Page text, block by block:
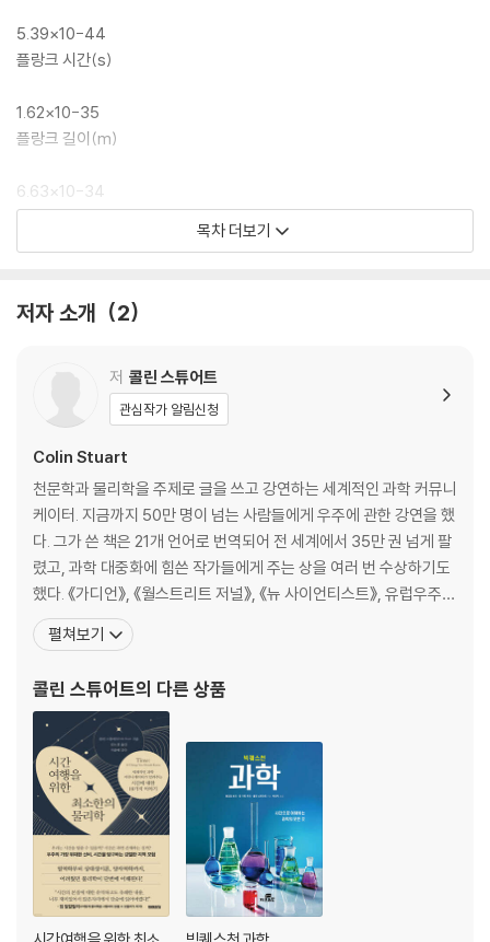
히 살펴볼 수 있다. 또한 소제목만 기억해도 아주 재미있는 물리 지식인이
될 수 있을 것이다.
5.39×10-44
플랑크 시간(s)
1.62×10-35
플랑크 길이(m)
6.63×10-34
플랑크상수(Js)
전자의 질량(kg)
1.6726×10-27
양성자의 질량(kg)
1.6749×10-27
중성자의 질량(kg)
8.51×10-27
와 보존의 평균수명(s)
1.38×10-23
볼츠만상수(J/K)
1.60×10-19
기본 전하(C)
1×10-18
목차 더보기
저자 소개 2
저 콜린 스튜어트
관심작가 알림신청
Colin Stuart
천문학과 물리학을 주제로 글을 쓰고 강연하는 세계적인 과학 커뮤니
케이터. 지금까지 50만 명이 넘는 사람들에게 우주에 관한 강연을 했
다. 그가 쓴 책은 21개 언어로 번역되어 전 세계에서 35만 권 넘게 팔
렸고, 과학 대중화에 힘쓴 작가들에게 주는 상을 여러 번 수상하기도
했다. 《가디언》, 《월스트리트 저널》, 《뉴 사이언티스트》, 유럽우주청
등에 대중을 위해 200건이 넘는 흥미로운 과학 기사를 기고했으며,
[스카이 뉴스], [BBC 뉴스], [라디오5 라이브] 등에 출연해 우주의
에는 국제천문학협회에서 천문
펼쳐보기
콜린 스튜어트의 다른 상품